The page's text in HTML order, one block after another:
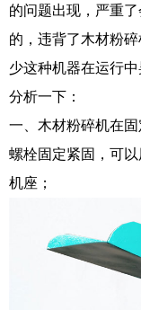
的问题出现，严重
的，违背了木材粉
少这种机器在运行
分析一下：
一、木材粉碎机在
螺栓固定紧固，可
机座；